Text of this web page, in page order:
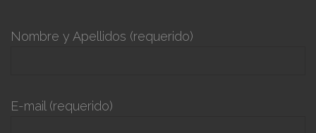
Nombre y Apellidos (requerido)
E-mail (requerido)